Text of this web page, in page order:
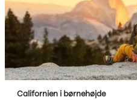
Californien i børnehøjde